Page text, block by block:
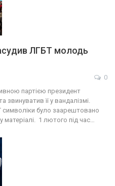
ЛГБТ молодь
0
партією президент
її у вандалізмі.
було заарештовано
1 лютого під час…